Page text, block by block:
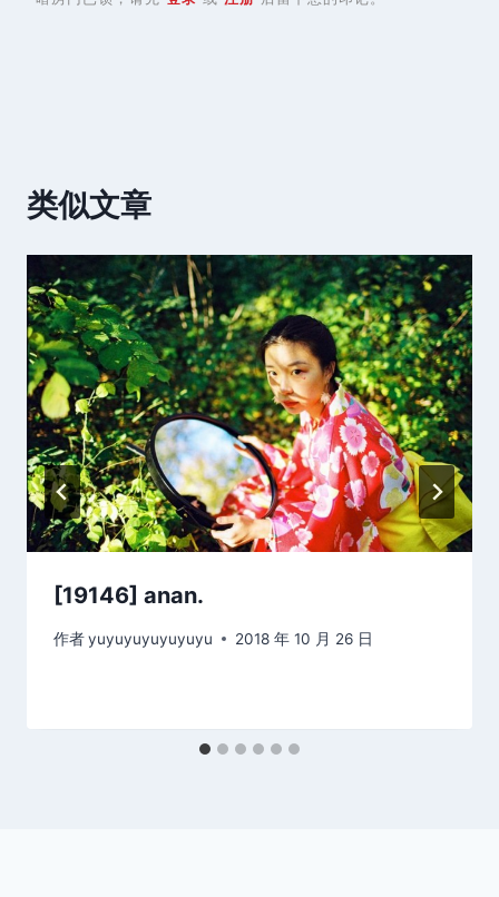
类似文章
[19146] anan.
作者yuyuyuyuyuyuyu 2018 年 10 月 26 日